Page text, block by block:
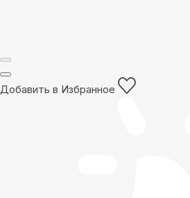
Добавить в Избранное